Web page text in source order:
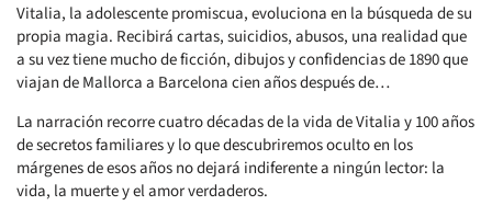
Vitalia, la adolescente promiscua, evoluciona en la búsqueda de su
propia magia. Recibirá cartas, suicidios, abusos, una realidad que
a su vez tiene mucho de ficción, dibujos y confidencias de 1890 que
viajan de Mallorca a Barcelona cien años después de…
La narración recorre cuatro décadas de la vida de Vitalia y 100 años
de secretos familiares y lo que descubriremos oculto en los
márgenes de esos años no dejará indiferente a ningún lector: la
vida, la muerte y el amor verdaderos.